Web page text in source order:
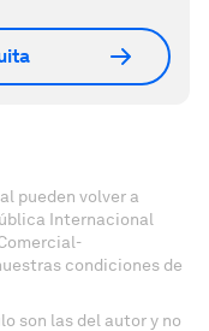
pueden volver a
Internacional
condiciones de
son las del autor y no